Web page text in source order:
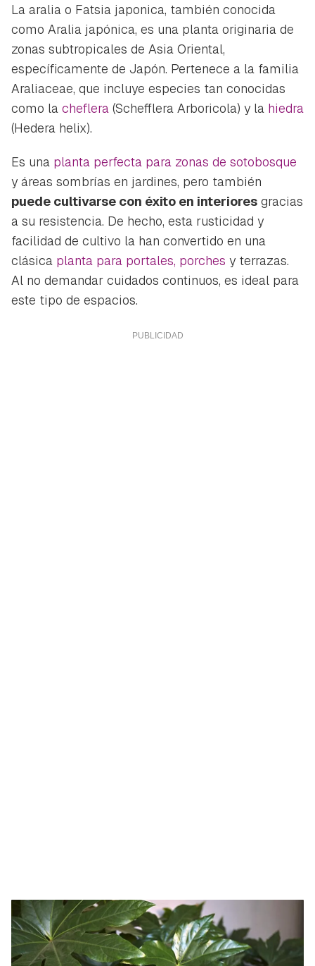
La aralia o Fatsia japonica, también conocida
como Aralia japónica, es una planta originaria de
zonas subtropicales de Asia Oriental,
específicamente de Japón. Pertenece a la familia
Araliaceae, que incluye especies tan conocidas
como la cheflera (Schefflera Arboricola) y la hiedra
(Hedera helix).
Es una planta perfecta para zonas de sotobosque
y áreas sombrías en jardines, pero también
puede cultivarse con éxito en interiores gracias
a su resistencia. De hecho, esta rusticidad y
facilidad de cultivo la han convertido en una
clásica planta para portales, porches y terrazas.
Al no demandar cuidados continuos, es ideal para
este tipo de espacios.